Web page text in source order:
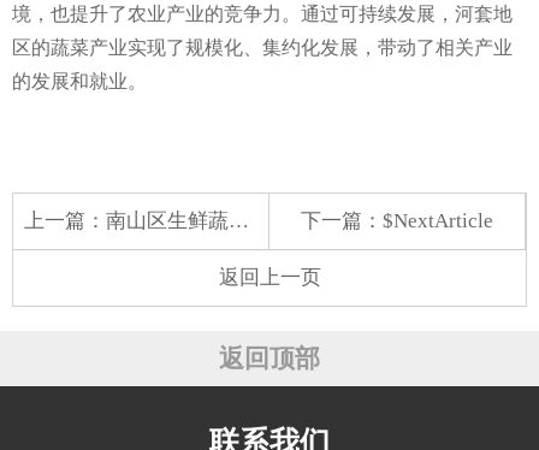
境，也提升了农业产业的竞争力。通过可持续发展，河套地
区的蔬菜产业实现了规模化、集约化发展，带动了相关产业
的发展和就业。
上一篇： 南山区生鲜蔬菜配送 下一篇：$NextArticle
返回上一页
返回顶部
联系我们